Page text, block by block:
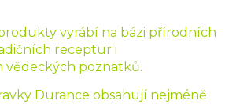
vyrábí na bázi přírodních
receptur i
vědeckých poznatků.
Durance obsahují nejméně